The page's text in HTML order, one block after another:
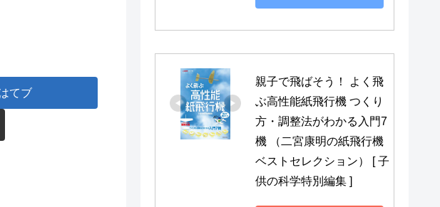
てブ
親子で飛ばそう！ よく飛
ぶ高性能紙飛行機 つくり
方・調整法がわかる入門7
機 （二宮康明の紙飛行機
ベストセレクション） [ 子
供の科学特別編集 ]